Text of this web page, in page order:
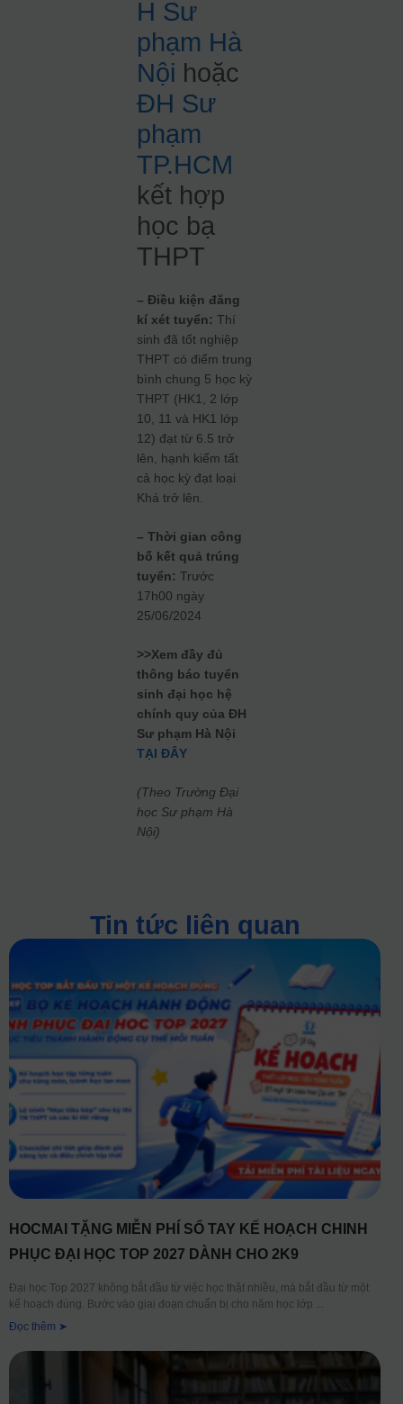
H Sư
phạm Hà
Nội hoặc
ĐH Sư
phạm
TP.HCM
kết hợp
học bạ
THPT
– Điều kiện đăng
kí xét tuyển:Thí
sinh đã tốt nghiệp
THPT có điểm trung
bình chung 5 học kỳ
THPT (HK1, 2 lớp
10, 11 và HK1 lớp
12) đạt từ 6.5 trở
lên, hạnh kiểm tất
cả học kỳ đạt loại
Khá trở lên.
– Thời gian công
bố kết quả trúng
tuyển: Trước
17h00 ngày
25/06/2024
>>Xem đầy đủ
thông báo tuyển
sinh đại học hệ
chính quy của ĐH
Sư phạm Hà Nội
TẠI ĐÂY
(Theo Trường Đại
học Sư phạm Hà
Nội)
Tin tức liên quan
HOCMAI TẶNG MIỄN PHÍ SỔ TAY KẾ HOẠCH CHINH
PHỤC ĐẠI HỌC TOP 2027 DÀNH CHO 2K9
Đại học Top 2027 không bắt đầu từ việc học thật nhiều, mà bắt đầu từ một
kế hoạch đúng. Bước vào giai đoạn chuẩn bị cho năm học lớp
Đọc thêm ➤